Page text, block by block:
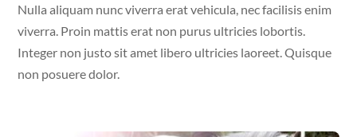
Nulla aliquam nunc viverra erat vehicula, nec facilisis enim
viverra. Proin mattis erat non purus ultricies lobortis.
Integer non justo sit amet libero ultricies laoreet. Quisque
non posuere dolor.